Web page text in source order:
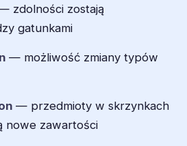
zdolności zostają
gatunkami
— możliwość zmiany typów
— przedmioty w skrzynkach
nowe zawartości